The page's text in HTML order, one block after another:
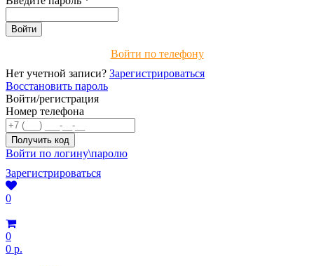
Войти по телефону
Нет учетной записи? Зарегистрироваться
Восстановить пароль
Войти/регистрация
Номер телефона
Войти по логину\паролю
Зарегистрироваться
0
0
0 р.